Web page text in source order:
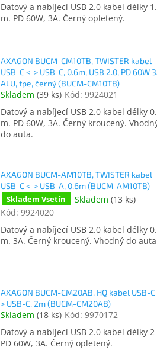
Datový a nabíjecí USB 2.0 kabel délky
m. PD 60W, 3A. Černý opletený.
AXAGON BUCM-CM10TB, TWISTER kabel
USB-C <-> USB-C, 0.6m, USB 2.0, PD 60W
ALU, tpe, černý (BUCM-CM10TB)
Skladem (39 ks) Kód: 9924021
Datový a nabíjecí USB 2.0 kabel délky
m. PD 60W, 3A. Černý kroucený.
do auta.
AXAGON BUCM-AM10TB, TWISTER kabel
USB-C <-> USB-A, 0.6m (BUCM-AM10TB)
Skladem Vsetín Skladem (13 ks)
Kód: 9924020
Datový a nabíjecí USB 2.0 kabel délky
m. 3A. Černý kroucený. Vhodný do
AXAGON BUCM-CM20AB, HQ kabel USB-
> USB-C, 2m (BUCM-CM20AB)
Skladem (18 ks) Kód: 9970172
Datový a nabíjecí USB 2.0 kabel délky 2
PD 60W, 3A. Černý opletený.